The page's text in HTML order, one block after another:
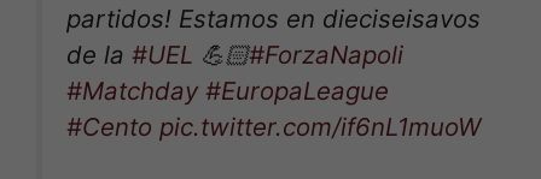
partidos! Estamos en dieciseisavos
de la #UEL 💪🏻#ForzaNapoli
#Matchday #EuropaLeague
#Cento pic.twitter.com/if6nL1muoW